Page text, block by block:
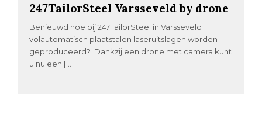
247TailorSteel Varsseveld by drone
Benieuwd hoe bij 247TailorSteel in Varsseveld
volautomatisch plaatstalen laseruitslagen worden
geproduceerd? Dankzij een drone met camera kunt
u nu een […]